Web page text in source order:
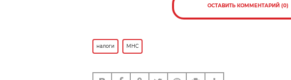
ОСТАВИТЬ КОММЕНТАРИЙ (0)
налоги МНС